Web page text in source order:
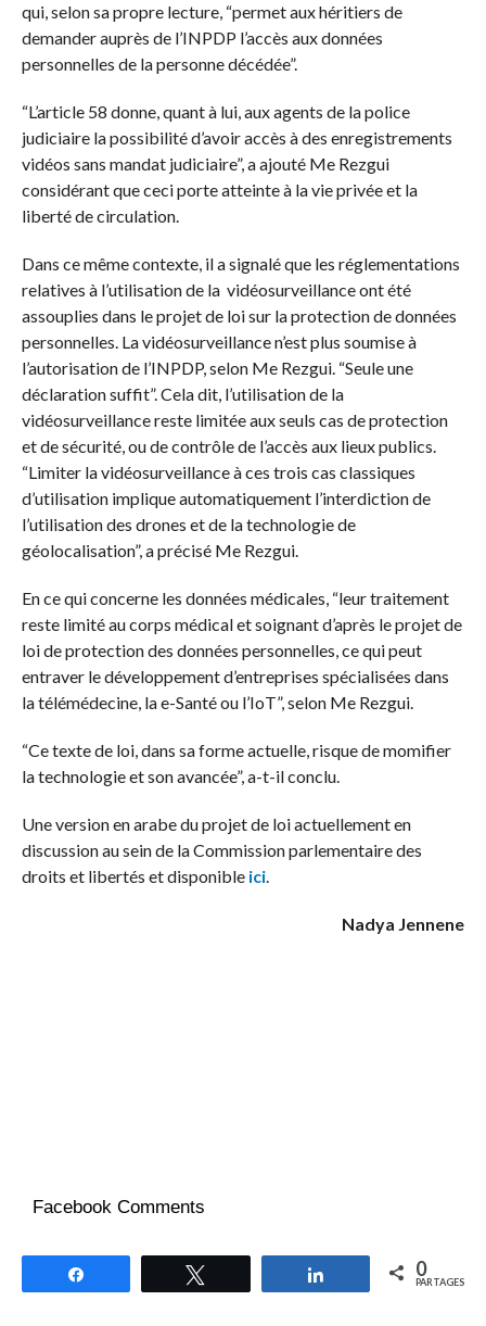
qui, selon sa propre lecture, “permet aux héritiers de
demander auprès de l’INPDP l’accès aux données
personnelles de la personne décédée”.
“L’article 58 donne, quant à lui, aux agents de la police
judiciaire la possibilité d’avoir accès à des enregistrements
vidéos sans mandat judiciaire”, a ajouté Me Rezgui
considérant que ceci porte atteinte à la vie privée et la
liberté de circulation.
Dans ce même contexte, il a signalé que les réglementations
relatives à l’utilisation de la vidéosurveillance ont été
assouplies dans le projet de loi sur la protection de données
personnelles. La vidéosurveillance n’est plus soumise à
l’autorisation de l’INPDP, selon Me Rezgui. “Seule une
déclaration suffit”. Cela dit, l’utilisation de la
vidéosurveillance reste limitée aux seuls cas de protection
et de sécurité, ou de contrôle de l’accès aux lieux publics.
“Limiter la vidéosurveillance à ces trois cas classiques
d’utilisation implique automatiquement l’interdiction de
l’utilisation des drones et de la technologie de
géolocalisation”, a précisé Me Rezgui.
En ce qui concerne les données médicales, “leur traitement
reste limité au corps médical et soignant d’après le projet de
loi de protection des données personnelles, ce qui peut
entraver le développement d’entreprises spécialisées dans
la télémédecine, la e-Santé ou l’IoT”, selon Me Rezgui.
“Ce texte de loi, dans sa forme actuelle, risque de momifier
la technologie et son avancée”, a-t-il conclu.
Une version en arabe du projet de loi actuellement en
discussion au sein de la Commission parlementaire des
droits et libertés et disponibleici.
Nadya Jennene
Facebook Comments
Partagez 0
PARTAGES